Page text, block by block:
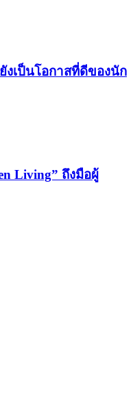
งเป็นโอกาสที่ดีของนัก
Living” ถึงมือผู้